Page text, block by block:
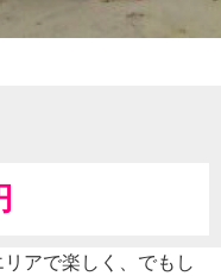
アで楽しく、でもし